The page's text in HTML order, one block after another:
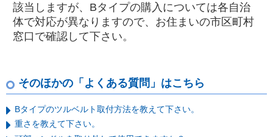
該当しますが、Bタイプの購入については各自治
体で対応が異なりますので、お住まいの市区町村
窓口で確認して下さい。
そのほかの「よくある質問」はこちら
Bタイプのツルベルト取付方法を教えて下さい。
重さを教えて下さい。